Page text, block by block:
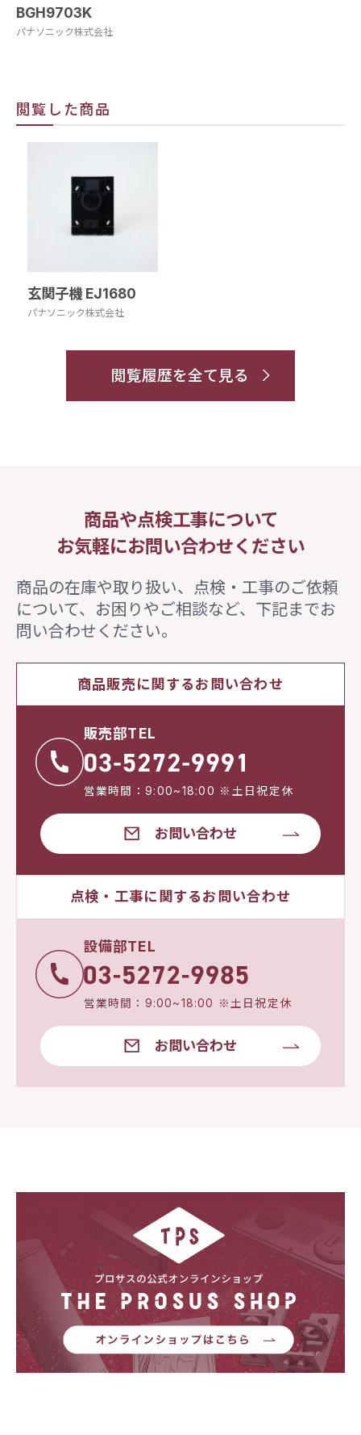
BGH9703K
パナソニック株式会社
閲覧した商品
玄関子機 EJ1680
パナソニック株式会社
閲覧履歴を全て見る
商品や点検工事について
お気軽にお問い合わせください
商品の在庫や取り扱い、点検・工事のご依頼
について、 お困りやご相談など、下記までお
問い合わせください。
商品販売に関するお問い合わせ
販売部TEL
営業時間：9:00~18:00 ※土日祝定休
お問い合わせ
点検・工事に関するお問い合わせ
設備部TEL
営業時間：9:00~18:00 ※土日祝定休
お問い合わせ